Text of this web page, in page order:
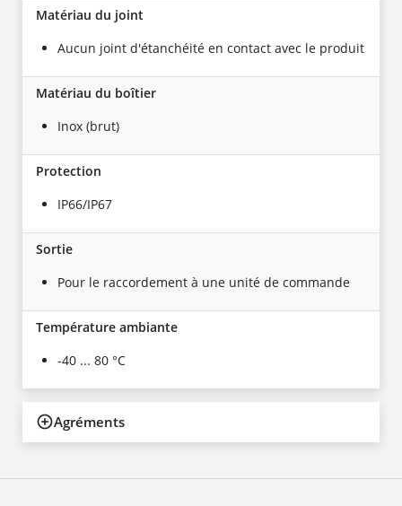
Matériau du joint
Aucun joint d'étanchéité en contact avec le produit
Matériau du boîtier
Inox (brut)
Protection
IP66/IP67
Sortie
Pour le raccordement à une unité de commande
Température ambiante
-40 ... 80 °C
Agréments